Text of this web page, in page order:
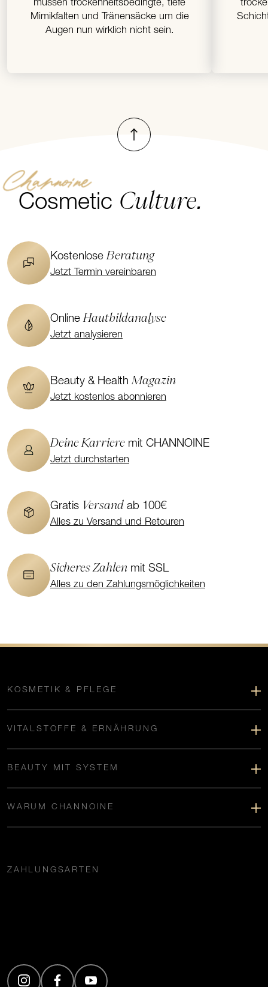
müssen trockenheitsbedingte, tiefe
Mimikfalten und Tränensäcke um die
Augen nun wirklich nicht sein.
Nach oben
Channoine
Cosmetic Culture.
KostenloseBeratung
Jetzt Termin vereinbaren
OnlineHautbildanalyse
Jetzt analysieren
Beauty & HealthMagazin
Jetzt kostenlos abonnieren
Deine Karriere mit CHANNOINE
Jetzt durchstarten
Gratis Versand ab 100€
Alles zu Versand und Retouren
Sicheres Zahlen mit SSL
Alles zu den Zahlungsmöglichkeiten
KOSMETIK & PFLEGE
VITALSTOFFE & ERNÄHRUNG
BEAUTY MIT SYSTEM
WARUM CHANNOINE
ZAHLUNGSARTEN
(Öffnet in neuem Tab)
(Öffnet in neuem Tab)
(Öffnet in neuem Tab)